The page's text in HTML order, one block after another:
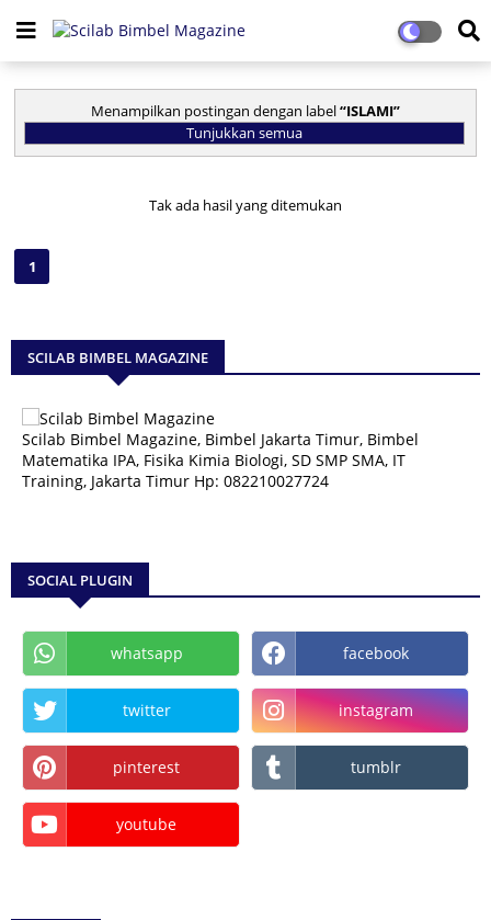
Menampilkan postingan dengan label ISLAMI
Tunjukkan semua
Tak ada hasil yang ditemukan
1
SCILAB BIMBEL MAGAZINE
Scilab Bimbel Magazine, Bimbel Jakarta Timur, Bimbel
Matematika IPA, Fisika Kimia Biologi, SD SMP SMA, IT
Training, Jakarta Timur Hp: 082210027724
SOCIAL PLUGIN
whatsapp facebook
twitter instagram
pinterest tumblr
youtube